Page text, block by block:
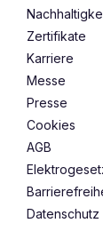
Zertifikate
Karriere
Messe
Presse
Cookies
AGB
Datenschutz